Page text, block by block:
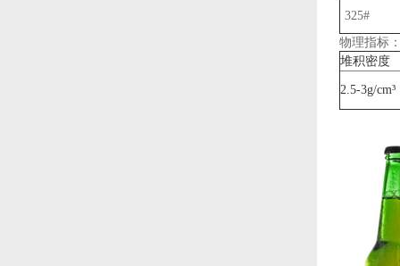
325#
物理指标
堆积密度
2.5-3g/cm³